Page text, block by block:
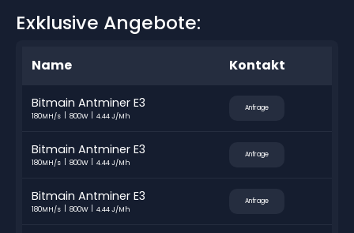
Exklusive Angebote:
Name Kontakt
Bitmain Antminer E3
180MH/s 800W 4.44 J/Mh
Anfrage
Bitmain Antminer E3
180MH/s 800W 4.44 J/Mh
Anfrage
Bitmain Antminer E3
180MH/s 800W 4.44 J/Mh
Anfrage